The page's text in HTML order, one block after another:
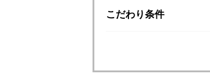
こだわり条件